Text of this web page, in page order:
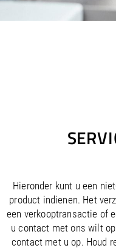
Hieronder kunt u een
product indienen. Het
een verkooptransactie of
u contact met ons wilt
contact met u op. Houd